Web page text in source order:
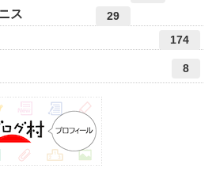
ス 29
174
8